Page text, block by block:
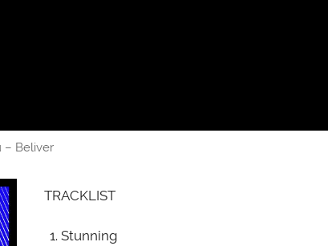
– Beliver
TRACKLIST
Stunning